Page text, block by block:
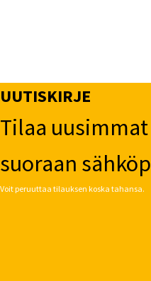
UUTISKIRJE
Tilaa
suoraan
Voit peruuttaa tilauksen koska tahansa.